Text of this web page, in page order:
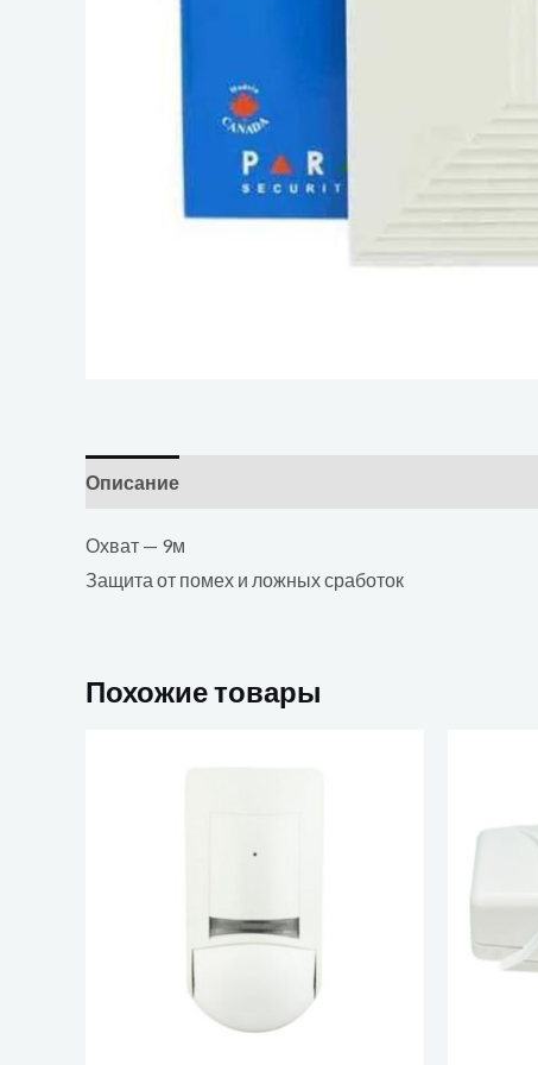
Описание
Охват — 9м
Защита от помех и ложных сработок
Похожие товары